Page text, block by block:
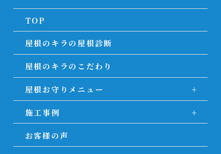
TOP
屋根のキラの屋根診断
屋根のキラのこだわり
屋根お守りメニュー
施工事例
お客様の声